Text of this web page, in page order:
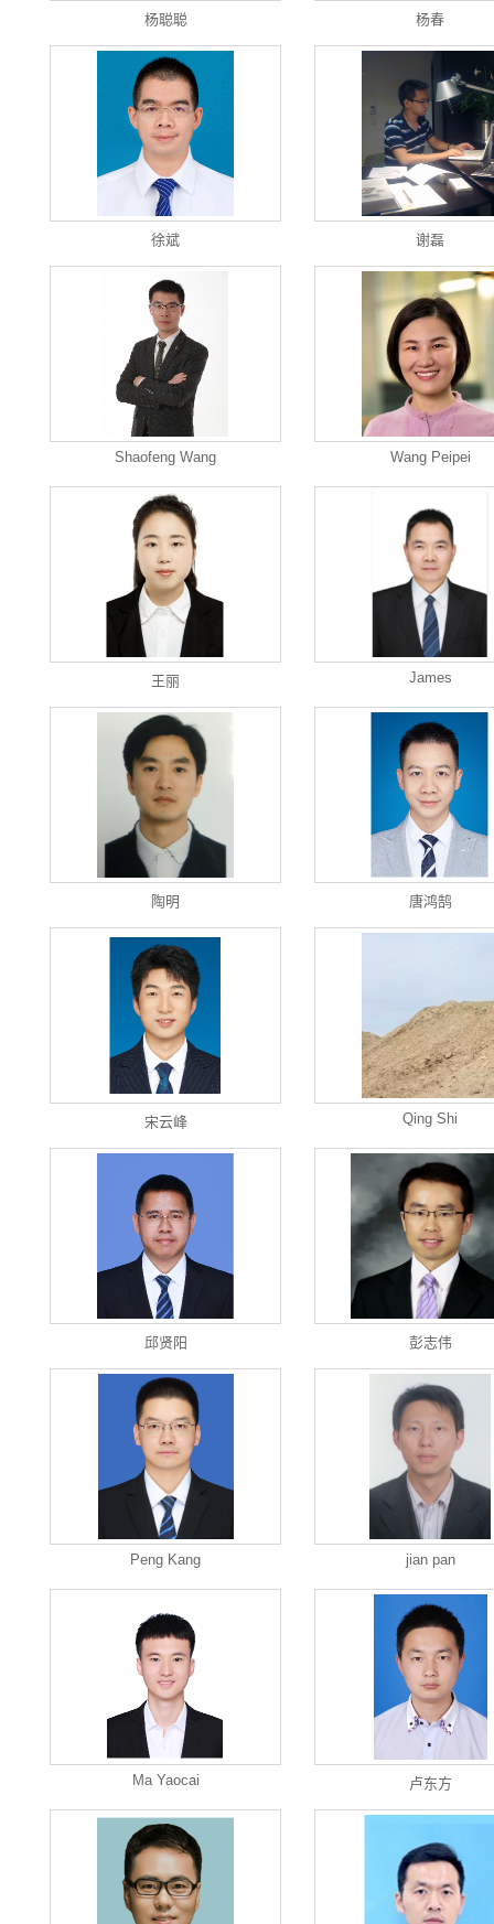
杨聪聪 杨春
徐斌 谢磊
Shaofeng Wang Wang Peipei
王丽 James
陶明 唐鸿鹄
宋云峰 Qing Shi
邱贤阳 彭志伟
Peng Kang jian pan
Ma Yaocai 卢东方